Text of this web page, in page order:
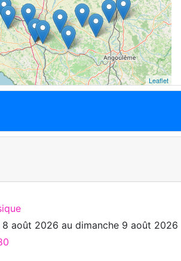
Leaflet
8 août 2026 au dimanche 9 août 2026